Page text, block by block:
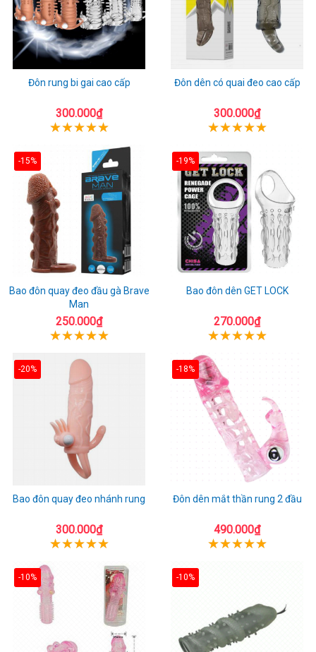
Đôn rung bi gai cao cấp
300.000₫
Đôn dên có quai đeo cao cấp
300.000₫
-15%
Bao đôn quay đeo đầu gà Brave
Man
250.000₫
-19%
Bao đôn dên GET LOCK
270.000₫
-20%
Bao đôn quay đeo nhánh rung
300.000₫
-18%
Đôn dên mắt thần rung 2 đầu
490.000₫
-10% -10%